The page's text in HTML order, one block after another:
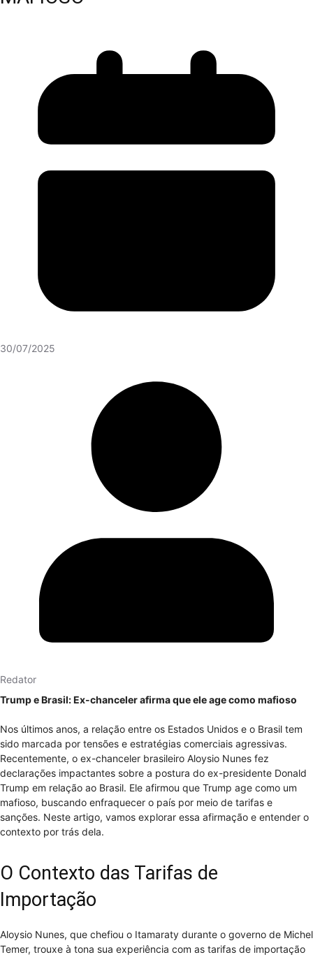
30/07/2025
Redator
Trump e Brasil: Ex-chanceler afirma que ele age como mafioso
Nos últimos anos, a relação entre os Estados Unidos e o Brasil tem
sido marcada por tensões e estratégias comerciais agressivas.
Recentemente, o ex-chanceler brasileiro Aloysio Nunes fez
declarações impactantes sobre a postura do ex-presidente Donald
Trump em relação ao Brasil. Ele afirmou que Trump age como um
mafioso, buscando enfraquecer o país por meio de tarifas e
sanções. Neste artigo, vamos explorar essa afirmação e entender o
contexto por trás dela.
O Contexto das Tarifas de
Importação
Aloysio Nunes, que chefiou o Itamaraty durante o governo de Michel
Temer, trouxe à tona sua experiência com as tarifas de importação